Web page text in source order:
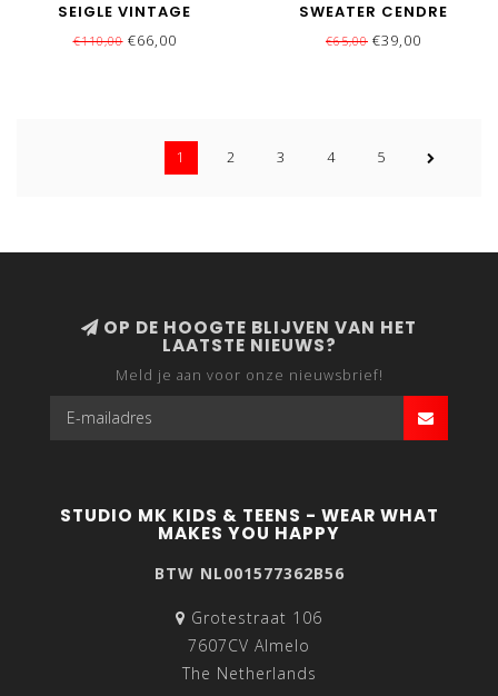
SEIGLE VINTAGE
€110,00€66,00
SWEATER CENDRE
VINTAGE
€65,00 €39,00
1 2 3 4 5
OP DE HOOGTE BLIJVEN VAN HET
LAATSTE NIEUWS?
Meld je aan voor onze nieuwsbrief!
STUDIO MK KIDS & TEENS - WEAR WHAT
MAKES YOU HAPPY
BTW NL001577362B56
Grotestraat 106
7607CV Almelo
The Netherlands